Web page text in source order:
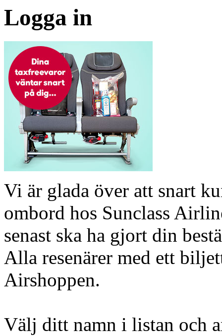
Logga in
Vi är glada över att snart
ombord hos Sunclass
senast ska ha gjort din
Alla resenärer med ett
Airshoppen.
Välj ditt namn i listan och